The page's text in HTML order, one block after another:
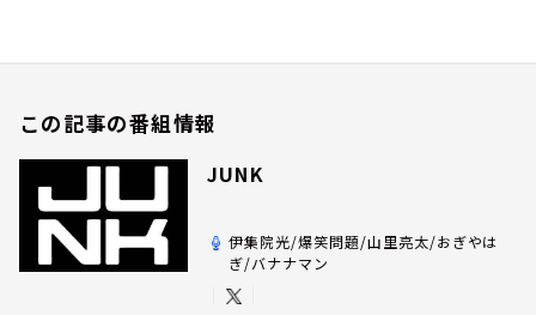
この記事の番組情報
JUNK
伊集院光/爆笑問題/山里亮太/おぎやは
ぎ/バナナマン